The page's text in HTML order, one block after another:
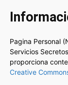
Pagina Personal
Servicios
proporciona
Creative